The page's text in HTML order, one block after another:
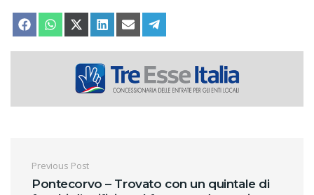
SHARE ON
FACEBOOKSHARE ON
WHATSAPPSHARE ON
X (TWITTER)
SHARE ON
LINKEDINSHARE ON
EMAIL
Navigazione articoli
Previous Post
Pontecorvo – Trovato con un quintale di